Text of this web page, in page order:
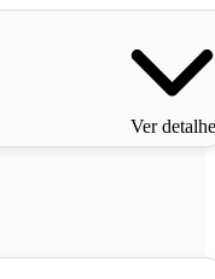
Ver